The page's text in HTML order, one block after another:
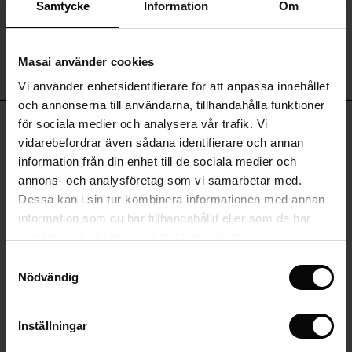
Samtycke Information Om
Masai använder cookies
Vi använder enhetsidentifierare för att anpassa innehållet
och annonserna till användarna, tillhandahålla funktioner
för sociala medier och analysera vår trafik. Vi
vidarebefordrar även sådana identifierare och annan
information från din enhet till de sociala medier och
annons- och analysföretag som vi samarbetar med.
Dessa kan i sin tur kombinera informationen med annan
information som du har tillhandahållit eller som de har
Nödvändig
Inställningar
(Sale)
Rea
Rea
Rea
på Rea
First Layers
Begins – Pre-Autumn 2026
Ease - Summer 2026
- Summer 2026
– Spring 2026
set
– Köp 2 och spara 10%
– Tidlösa plagg för din garderob
RECENSIONER
0.0
0.0
star
rating
Baserat på 0 recensioner
SKRIV ETT OMDÖME
VISA OMDÖMEN FRÅN ALLA LÄNDER